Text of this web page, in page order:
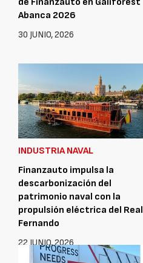
Abanca 2026
30 JUNIO, 2026
INDUSTRIA NAVAL
Finanzauto impulsa la
descarbonización del
patrimonio naval con la
propulsión eléctrica del Real
Fernando
22 JUNIO, 2026